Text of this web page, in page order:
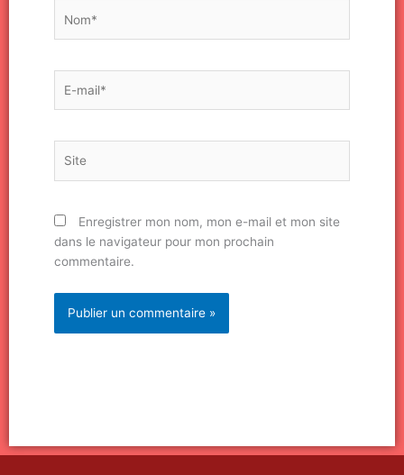
mail*
Enregistrer mon nom, mon e-mail et mon site
dans le navigateur pour mon prochain
commentaire.